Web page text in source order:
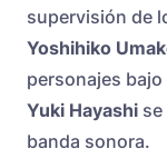
supervisión de
Yoshihiko
personajes
Yuki Hayashi
banda sonora.